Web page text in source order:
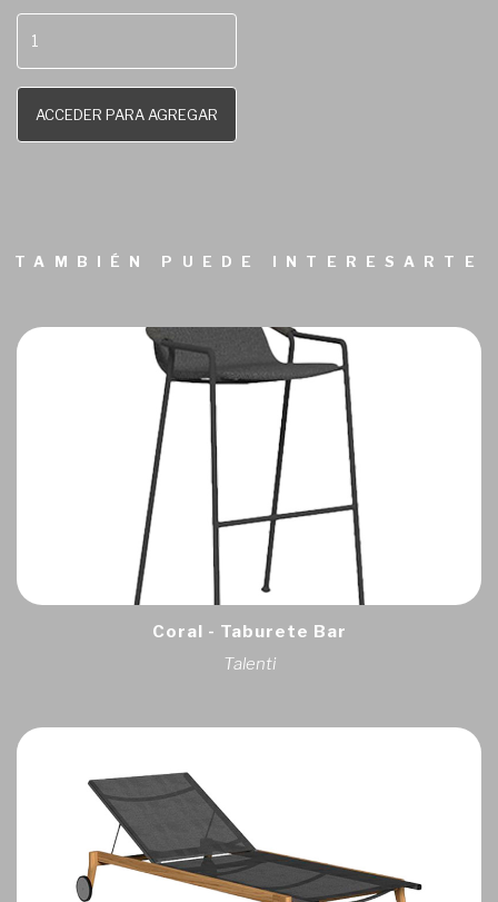
ACCEDER PARA AGREGAR
TAMBIÉN PUEDE INTERESARTE
Coral - Taburete Bar
Talenti